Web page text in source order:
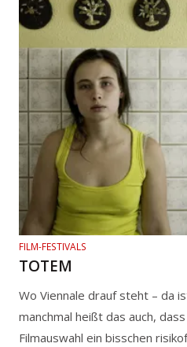
FILM-FESTIVALS
TOTEM
Wo Viennale drauf steht – da
manchmal heißt das auch,
Filmauswahl ein bisschen